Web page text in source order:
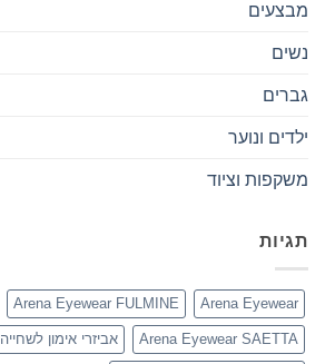
מבצעים
נשים
גברים
ילדים ונוער
משקפות וציוד
תגיות
Arena Eyewear
Arena Eyewear FULMINE
Arena Eyewear SAETTA אביזרי אימון לשחייה